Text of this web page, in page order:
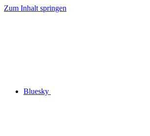
Zum Inhalt springen
Bluesky